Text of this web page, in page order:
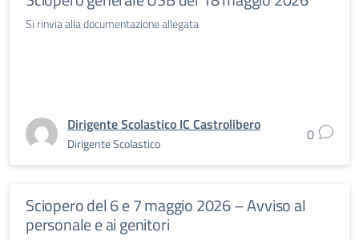
Si rinvia alla documentazione allegata
Dirigente Scolastico IC Castrolibero
Dirigente Scolastico 0
Sciopero del 6 e 7 maggio 2026 – Avviso al
personale e ai genitori